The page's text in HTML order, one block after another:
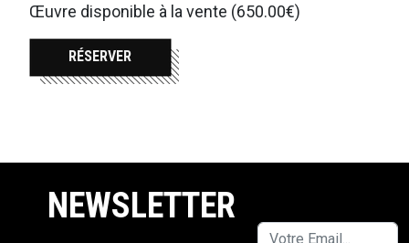
Œuvre disponible à la vente (650.00€)
RÉSERVER
NEWSLETTER